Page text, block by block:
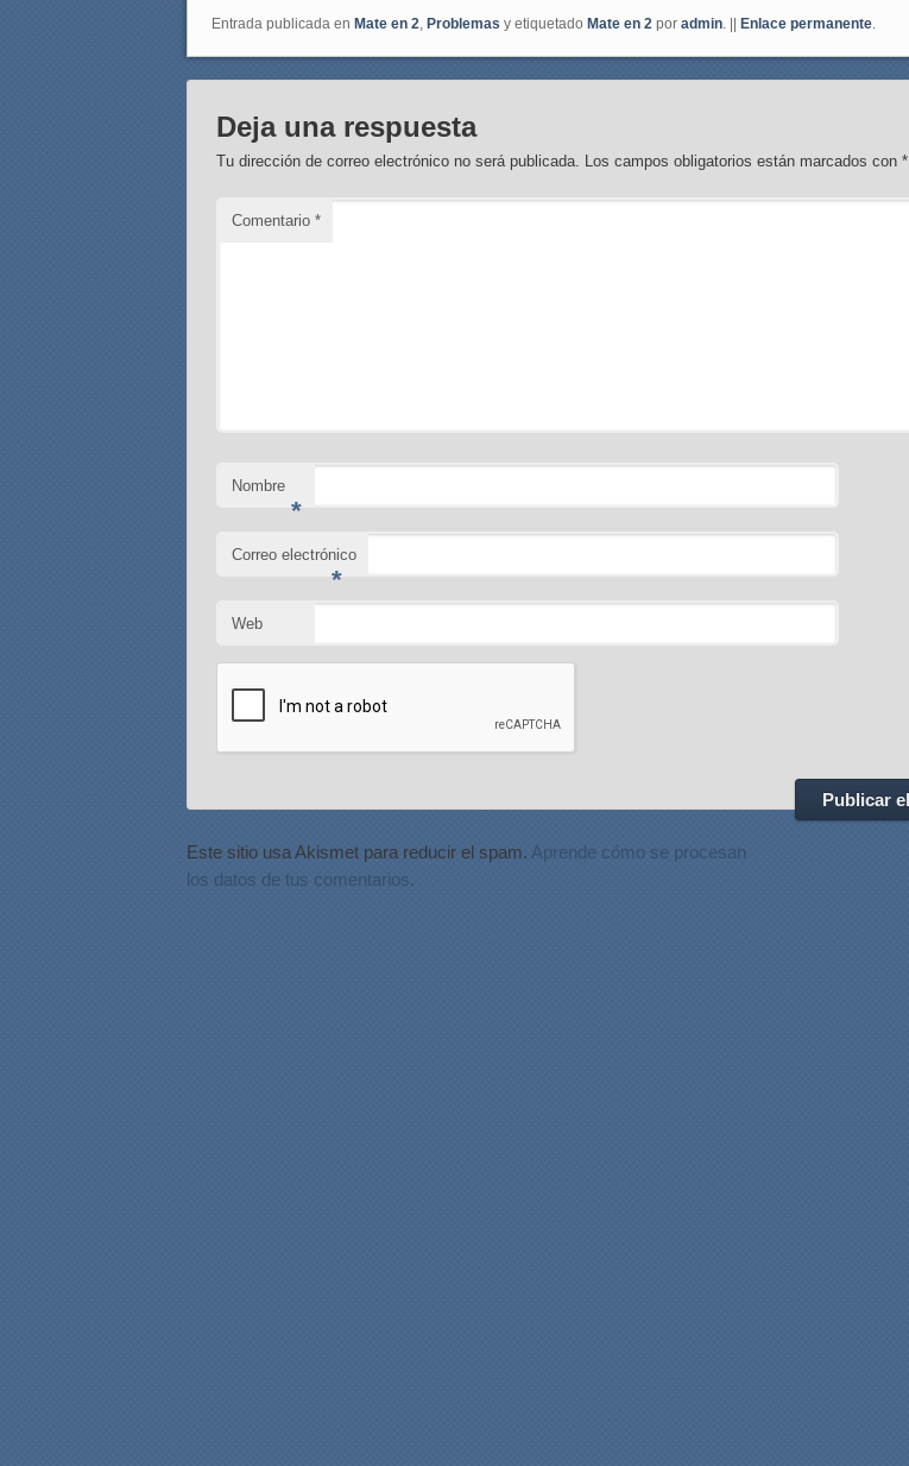
Entrada publicada en Mate en 2, Problemas y etiquetado Mate en 2 por admin. || Enlace permanente.
Deja una respuesta
Tu dirección de correo electrónico no será publicada. Los campos obligatorios están marcados con*
Comentario*
Nombre
*
Correo electrónico
*
Web
Este sitio usa Akismet para reducir el spam. Aprende cómo se procesan
los datos de tus comentarios.